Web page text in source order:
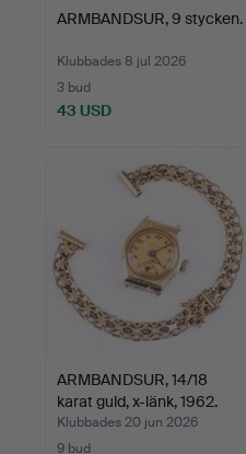
ARMBANDSUR, 9 stycken.
Klubbades 8 jul 2026
3 bud
43 USD
ARMBANDSUR, 14/18
karat guld, x-länk, 1962.
Klubbades 20 jun 2026
9 bud